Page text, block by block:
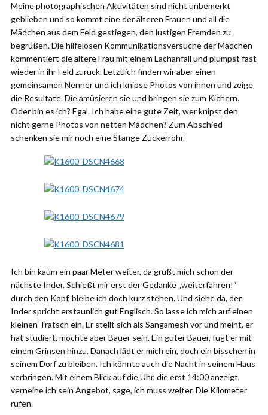
Meine photographischen Aktivitäten sind nicht unbemerkt
geblieben und so kommt eine der älteren Frauen und all die
Mädchen aus dem Feld gestiegen, den lustigen Fremden zu
begrüßen. Die hilfelosen Kommunikationsversuche der Mädchen
kommentiert die ältere Frau mit einem Lachanfall und plumpst fast
wieder in ihr Feld zurück. Letztlich finden wir aber einen
gemeinsamen Nenner und ich knipse Photos von ihnen und zeige
die Resultate. Die amüsieren sie und bringen sie zum Kichern.
Oder bin es ich? Egal. Ich habe eine gute Zeit, wer knipst den
nicht gerne Photos von netten Mädchen? Zum Abschied
schenken sie mir noch eine Stange Zuckerrohr.
Ich bin kaum ein paar Meter weiter, da grüßt mich schon der
nächste Inder. Schießt mir erst der Gedanke „weiterfahren!“
durch den Kopf, bleibe ich doch kurz stehen. Und siehe da, der
Inder spricht erstaunlich gut Englisch. So lasse ich mich auf einen
kleinen Tratsch ein. Er stellt sich als Sangamesh vor und meint, er
hat studiert, möchte aber Bauer sein. Ein guter Bauer, fügt er mit
einem Grinsen hinzu. Danach lädt er mich ein, doch ein bisschen in
seinem Dorf zu bleiben. Ich könnte auch die Nacht in seinem Haus
verbringen. Mit einem Blick auf die Uhr, die erst 14:00 anzeigt,
verneine ich sein Angebot, sage, ich muss weiter. Die Kilometer
rufen.